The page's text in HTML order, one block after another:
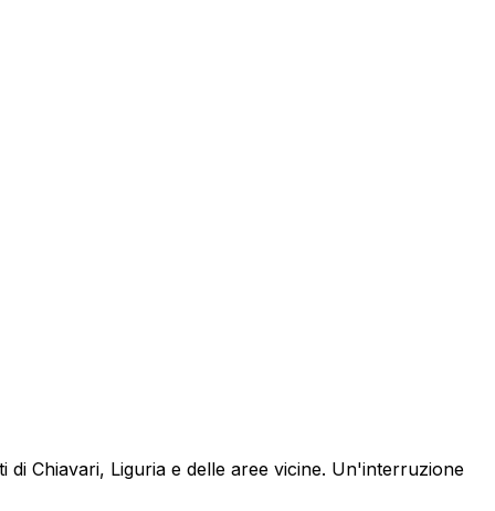
Chiavari, Liguria e delle aree vicine. Un'interruzione